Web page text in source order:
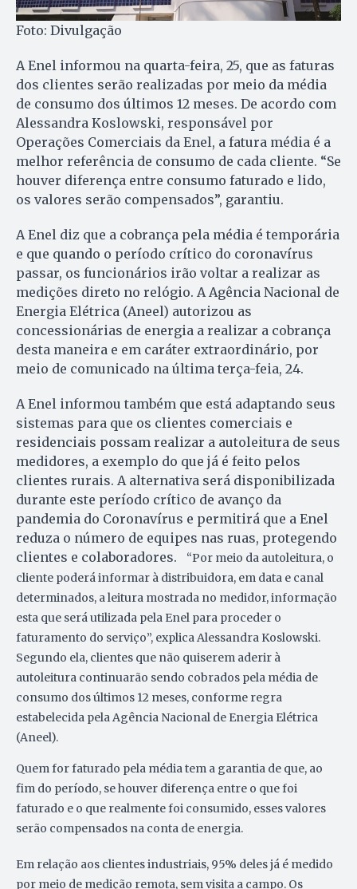
Foto: Divulgação
A Enel informou na quarta-feira, 25, que as faturas
dos clientes serão realizadas por meio da média
de consumo dos últimos 12 meses. De acordo com
Alessandra Koslowski, responsável por
Operações Comerciais da Enel, a fatura média é a
melhor referência de consumo de cada cliente. “Se
houver diferença entre consumo faturado e lido,
os valores serão compensados”, garantiu.
A Enel diz que a cobrança pela média é temporária
e que quando o período crítico do coronavírus
passar, os funcionários irão voltar a realizar as
medições direto no relógio. A Agência Nacional de
Energia Elétrica (Aneel) autorizou as
concessionárias de energia a realizar a cobrança
desta maneira e em caráter extraordinário, por
meio de comunicado na última terça-feia, 24.
A Enel informou também que está adaptando seus
sistemas para que os clientes comerciais e
residenciais possam realizar a autoleitura de seus
medidores, a exemplo do que já é feito pelos
clientes rurais. A alternativa será disponibilizada
durante este período crítico de avanço da
pandemia do Coronavírus e permitirá que a Enel
reduza o número de equipes nas ruas, protegendo
clientes e colaboradores.
“Por meio da autoleitura, o
cliente poderá informar à distribuidora, em data e canal
determinados, a leitura mostrada no medidor, informação
esta que será utilizada pela Enel para proceder o
faturamento do serviço”, explicaAlessandra Koslowski.
Segundo ela, clientes que não quiserem aderir à
autoleitura continuarão sendo cobrados pela média de
consumo dos últimos 12 meses, conforme regra
estabelecida pela Agência Nacional de Energia Elétrica
(Aneel).
Quem for faturado pela média tem a garantia de que, ao
fim do período, se houver diferença entre o que foi
faturado e o que realmente foi consumido, esses valores
serão compensados na conta de energia.
Em relação aos clientes industriais, 95% deles já é medido
por meio de medição remota, sem visita a campo. Os